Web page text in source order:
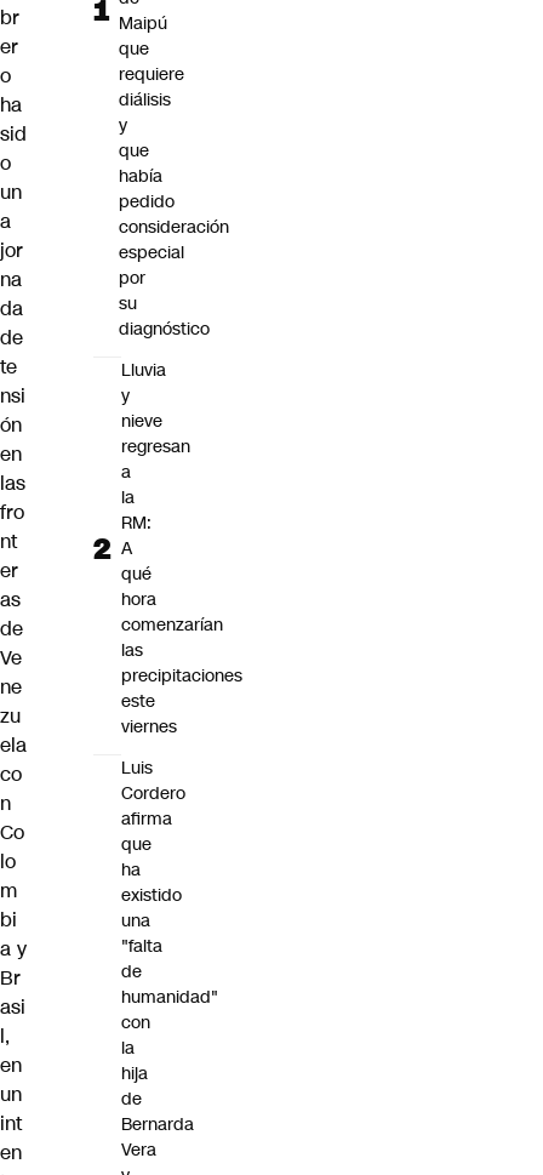
br
er
o
ha
sid
o
un
a
jor
na
da
de
te
nsi
ón
en
las
fro
nt
er
as
de
Ve
ne
zu
ela
co
n
Co
lo
m
bi
a y
Br
asi
l,
en
un
int
en
Maipú
que
requiere
diálisis
y
que
había
pedido
consideración
especial
por
su
diagnóstico
Lluvia
y
nieve
regresan
a
la
RM:
A
qué
hora
comenzarían
las
precipitaciones
este
viernes
Luis
Cordero
afirma
que
ha
existido
una
"falta
de
humanidad"
con
la
hija
de
Bernarda
Vera